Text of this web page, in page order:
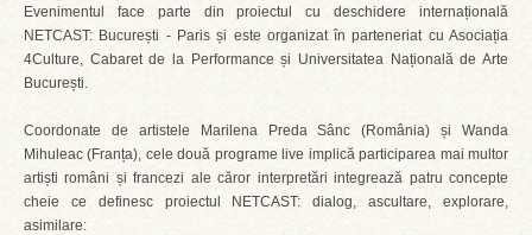
Evenimentul face parte din proiectul cu deschidere internațională
NETCAST: București - Paris și este organizat în parteneriat cu Asociația
4Culture, Cabaret de la Performance și Universitatea Națională de Arte
București.
Coordonate de artistele Marilena Preda Sânc (România) și Wanda
Mihuleac (Franța), cele două programe live implică participarea mai multor
artiști români și francezi ale căror interpretări integrează patru concepte
cheie ce definesc proiectul NETCAST: dialog, ascultare, explorare,
asimilare: